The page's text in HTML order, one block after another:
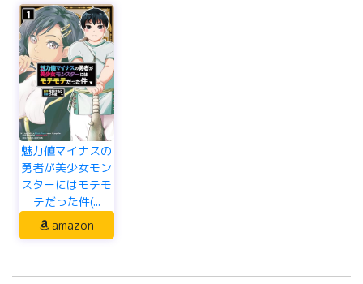
魅力値マイナスの
勇者が美少女モン
スターにはモテモ
テだった件(...
amazon